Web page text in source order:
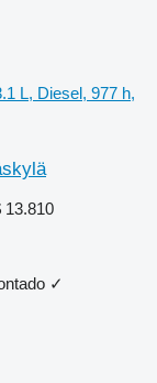
L, Diesel, 977 h,
13.810
✓